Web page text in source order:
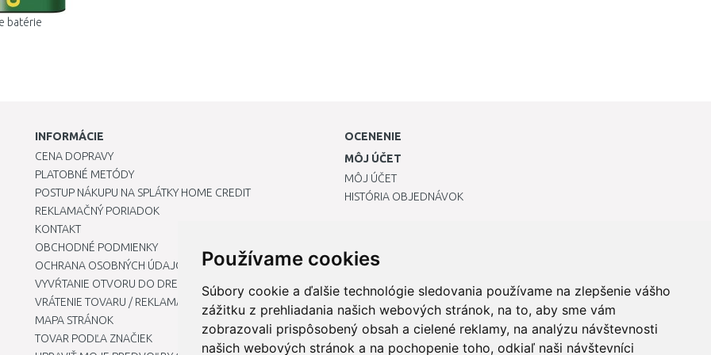
Používame cookies
Súbory cookie a ďalšie technológie sledovania používame na zlepšenie vášho
zážitku z prehliadania našich webových stránok, na to, aby sme vám
zobrazovali prispôsobený obsah a cielené reklamy, na analýzu návštevnosti
našich webových stránok a na pochopenie toho, odkiaľ naši návštevníci
batérie
INFORMÁCIE
CENA DOPRAVY
PLATOBNÉ METÓDY
POSTUP NÁKUPU NA SPLÁTKY HOME CREDIT
REKLAMAČNÝ PORIADOK
KONTAKT
OBCHODNÉ PODMIENKY
OCHRANA OSOBNÝCH ÚDAJOV
VYVŔTANIE OTVORU DO DREZU PRE KUCHYNSKÚ BATÉRIU
VRÁTENIE TOVARU / REKLAMÁCIE
MAPA STRÁNOK
TOVAR PODĽA ZNAČIEK
OCENENIE
MÔJ ÚČET
MÔJ ÚČET
HISTÓRIA OBJEDNÁVOK